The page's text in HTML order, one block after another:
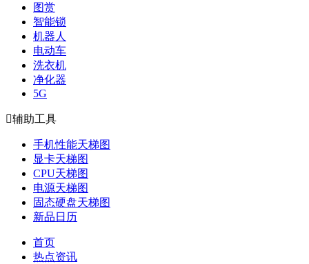
图赏
智能锁
机器人
电动车
洗衣机
净化器
5G
辅助工具
手机性能天梯图
显卡天梯图
CPU天梯图
电源天梯图
固态硬盘天梯图
新品日历
首页
热点资讯